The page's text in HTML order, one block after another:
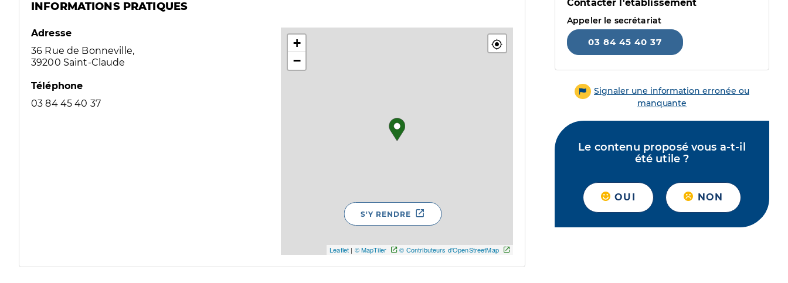
INFORMATIONS PRATIQUES
Adresse
36 Rue de Bonneville,
39200 Saint-Claude
Téléphone
03 84 45 40 37
+
−
Leaflet | © MapTiler © Contributeurs d'OpenStreetMap
S'Y RENDRE
Contacter l'établissement
Appeler le secrétariat
03 84 45 40 37
Signaler une information erronée ou
manquante
Le contenu proposé vous a-t-il
été utile ?
OUI NON